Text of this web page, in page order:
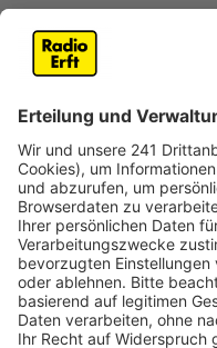
In Köln war natürlich
wurden zwölf
Mann soll einer Frau
geraubt haben, dass er
ausleihen wollte. Er
die Frau mit einer
gab es
Männern im Zülpicher
anderen Mann zum
ein Randalierer
Gesicht, dass er nicht
In Köln zählten